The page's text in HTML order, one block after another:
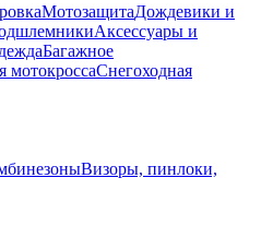
МотозащитаДождевики и
Аксессуары и
Багажное
мотокроссаСнегоходная
Визоры, пинлоки,